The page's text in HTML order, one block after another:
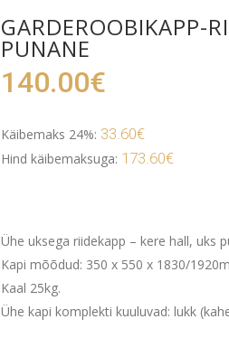
GARDEROOBIKAPP-
PUNANE
140.00€
Käibemaks 24%: 33.60€
Hind käibemaksuga: 173.60€
Ühe uksega riidekapp – kere hall, uks
Kapi mõõdud: 350 x 550 x 1830/
Kaal 25kg.
Ühe kapi komplekti kuuluvad: lukk